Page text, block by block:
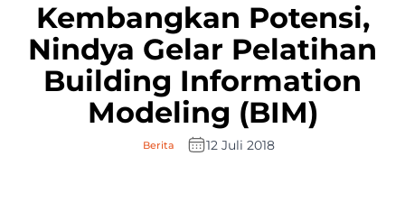
Kembangkan Potensi,
Nindya Gelar Pelatihan
Building Information
Modeling (BIM)
Berita 12 Juli 2018